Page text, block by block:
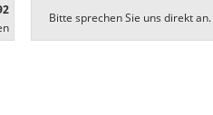
Bitte sprechen Sie uns direkt an.